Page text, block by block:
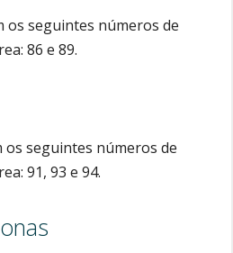
os seguintes números de
86 e 89.
os seguintes números de
91, 93 e 94.